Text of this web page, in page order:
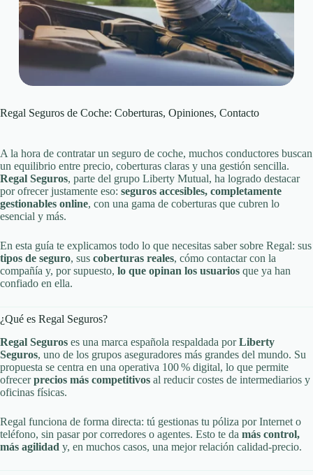
Regal Seguros de Coche: Coberturas, Opiniones, Contacto
A la hora de contratar un seguro de coche, muchos conductores buscan
un equilibrio entre precio, coberturas claras y una gestión sencilla.
Regal Seguros, parte del grupo Liberty Mutual, ha logrado destacar
por ofrecer justamente eso: seguros accesibles, completamente
gestionables online, con una gama de coberturas que cubren lo
esencial y más.
En esta guía te explicamos todo lo que necesitas saber sobre Regal: sus
tipos de seguro, sus coberturas reales, cómo contactar con la
compañía y, por supuesto, lo que opinan los usuarios que ya han
confiado en ella.
¿Qué es Regal Seguros?
Regal Seguros es una marca española respaldada porLiberty
Seguros, uno de los grupos aseguradores más grandes del mundo. Su
propuesta se centra en una operativa 100 % digital, lo que permite
ofrecerprecios más competitivos al reducir costes de intermediarios y
oficinas físicas.
Regal funciona de forma directa: tú gestionas tu póliza por Internet o
teléfono, sin pasar por corredores o agentes. Esto te da más control,
más agilidad y, en muchos casos, una mejor relación calidad-precio.